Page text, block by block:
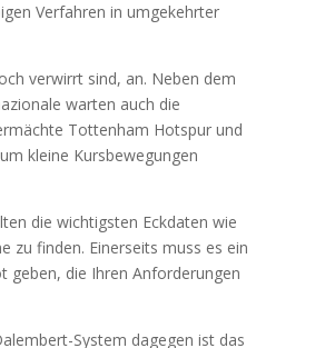
Verfahren in umgekehrter
verwirrt sind, an. Neben dem
warten auch die
Tottenham Hotspur und
kleine Kursbewegungen
die wichtigsten Eckdaten wie
zu finden. Einerseits muss es ein
geben, die Ihren Anforderungen
System dagegen ist das